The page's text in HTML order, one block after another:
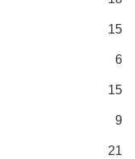
15
6
15
9
21